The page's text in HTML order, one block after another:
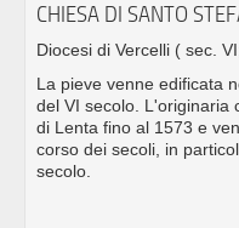
CHIESA DI SANTO
Diocesi di Vercelli ( sec.
La pieve venne edificata
del VI secolo. L'originaria
di Lenta fino al 1573 e
corso dei secoli, in
secolo.